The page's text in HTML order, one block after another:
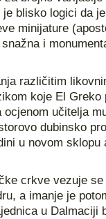
blisko logici da
minijature
i
različitim
koje El
učitelja
dubinsko
u novom sklopu
crkve vezuje
a imanje je
u Dalmaciji